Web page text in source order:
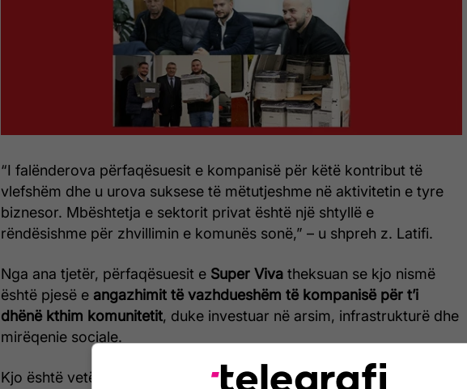
“I falënderova përfaqësuesit e kompanisë për këtë kontribut të
vlefshëm dhe u urova suksese të mëtutjeshme në aktivitetin e tyre
biznesor. Mbështetja e sektorit privat është një shtyllë e
rëndësishme për zhvillimin e komunës sonë,” – u shpreh z. Latifi.
Nga ana tjetër, përfaqësuesit e Super Viva theksuan se kjo nismë
është pjesë e angazhimit të vazhdueshëm të kompanisë për t’i
dhënë kthim komunitetit, duke investuar në arsim, infrastrukturë dhe
mirëqenie sociale.
Kjo është vetëm një nga shumë iniciativat qëSuper Vivapo realizon